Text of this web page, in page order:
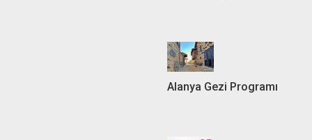
Alanya Gezi Programı